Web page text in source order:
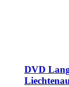
DVD